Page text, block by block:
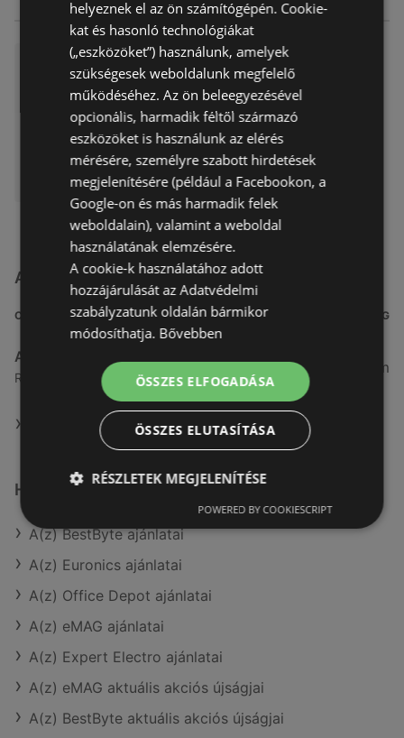
Alza ajánlatunk érvényes 202
6.03.23
Akciós újság már nem érvényes
Lejárat dátuma: 2026.03.23
Alza.hu üzletek a közelben
CÍM TÁVOLSÁG
Alza.hu
Róbert Károly krt 54 - 58 1134, 1139 Budapest
192,27 km
MUTASSA A(Z) ALZA.HU ÖSSZES ÜZLETÉT
Hasonló kiskereskedők
A(z) BestByte ajánlatai
A(z) Euronics ajánlatai
A(z) Office Depot ajánlatai
A(z) eMAG ajánlatai
A(z) Expert Electro ajánlatai
A(z) eMAG aktuális akciós újságjai
A(z) BestByte aktuális akciós újságjai
helyeznek el az ön számítógépén. Cookie-
kat és hasonló technológiákat
(„eszközöket”) használunk, amelyek
szükségesek weboldalunk megfelelő
működéséhez. Az ön beleegyezésével
opcionális, harmadik féltől származó
eszközöket is használunk az elérés
mérésére, személyre szabott hirdetések
megjelenítésére (például a Facebookon, a
Google-on és más harmadik felek
weboldalain), valamint a weboldal
használatának elemzésére.
A cookie-k használatához adott
hozzájárulását az Adatvédelmi
szabályzatunk oldalán bármikor
módosíthatja. Bővebben
ÖSSZES ELFOGADÁSA
ÖSSZES ELUTASÍTÁSA
RÉSZLETEK MEGJELENÍTÉSE
POWERED BY COOKIESCRIPT